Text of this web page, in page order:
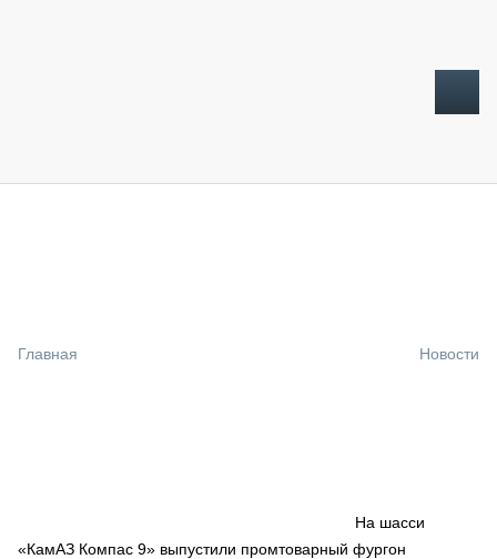
СПЕЦПРОЕКТЫ
Главная Новости
На шасси
«КамАЗ Компас 9» выпустили промтоварный фургон